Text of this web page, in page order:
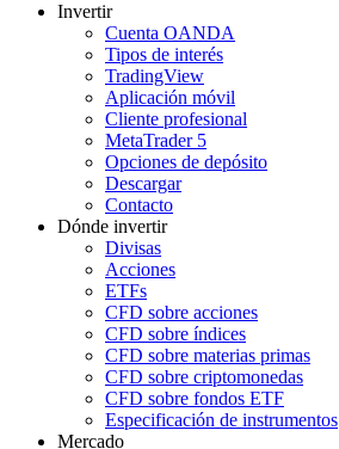
Invertir
Cuenta OANDA
Tipos de interés
TradingView
Aplicación móvil
Cliente profesional
MetaTrader 5
Opciones de depósito
Descargar
Contacto
Dónde invertir
Divisas
Acciones
ETFs
CFD sobre acciones
CFD sobre índices
CFD sobre materias primas
CFD sobre criptomonedas
CFD sobre fondos ETF
Especificación de instrumentos
Mercado